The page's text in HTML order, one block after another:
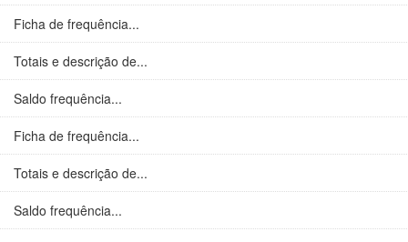
Ficha de frequência...
Totais e descrição de...
Saldo frequência...
Ficha de frequência...
Totais e descrição de...
Saldo frequência...